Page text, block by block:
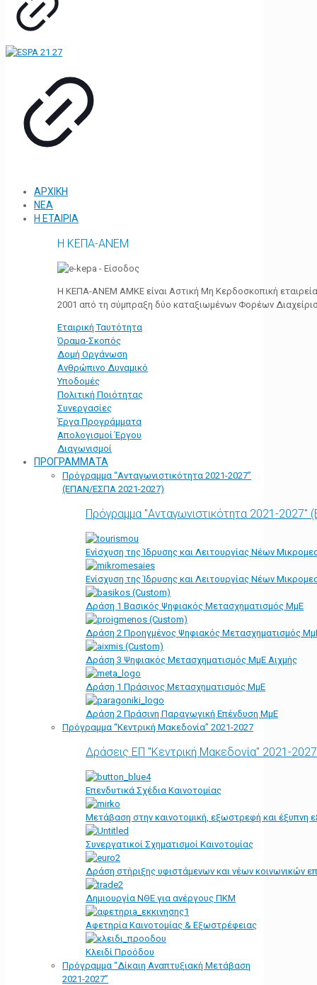
ΑΡΧΙΚΗ
ΝΕΑ
Η ΕΤΑΙΡΙΑ
Η ΚΕΠΑ-ΑΝΕΜ
Η ΚΕΠΑ-ΑΝΕΜ ΑΜΚΕ είναι Αστική Μη Κερδοσκοπική
2001 από τη σύμπραξη δύο καταξιωμένων Φορέων
Εταιρική Ταυτότητα
Όραμα-Σκοπός
Δομή Οργάνωση
Ανθρώπινο Δυναμικό
Υποδομές
Πολιτική Ποιότητας
Συνεργασίες
Έργα Προγράμματα
Απολογισμοί Έργου
Διαγωνισμοί
ΠΡΟΓΡΑΜΜΑΤΑ
Πρόγραμμα “Ανταγωνιστικότητα 2021-2027”
(ΕΠΑΝ/ΕΣΠΑ 2021-2027)
Πρόγραμμα "Ανταγωνιστικότητα 2021-
Ενίσχυση της Ίδρυσης και Λειτουργίας Νέων
Ενίσχυση της Ίδρυσης και Λειτουργίας Νέων
Δράση 1 Βασικός Ψηφιακός Μετασχηματισμός ΜμΕ
Δράση 2 Προηγμένος Ψηφιακός Μετασχηματισμός
Δράση 3 Ψηφιακός Μετασχηματισμός ΜμΕ Αιχμής
Δράση 1 Πράσινος Μετασχηματισμός ΜμΕ
Δράση 2 Πράσινη Παραγωγική Επένδυση ΜμΕ
Πρόγραμμα “Κεντρική Μακεδονία” 2021-2027
Δράσεις ΕΠ "Κεντρική Μακεδονία" 2021-2027
Επενδυτικά Σχέδια Καινοτομίας
Μετάβαση στην καινοτομική, εξωστρεφή και έξυπνη
Συνεργατικοί Σχηματισμοί Καινοτομίας
Δράση στήριξης υφιστάμενων και νέων κοινωνικών
Δημιουργία ΝΘΕ για ανέργους ΠΚΜ
Αφετηρία Kαινοτομίας & Εξωστρέφειας
Κλειδί Προόδου
Πρόγραμμα “Δίκαιη Αναπτυξιακή Μετάβαση
2021-2027”